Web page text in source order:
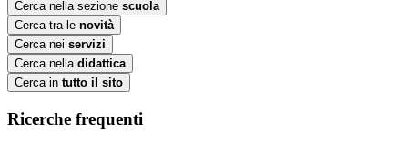
Cerca nella sezione scuola
Cerca tra le novità
Cerca nei servizi
Cerca nella didattica
Cerca in tutto il sito
Ricerche frequenti